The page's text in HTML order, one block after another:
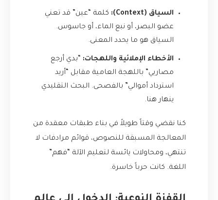
السياق (Context):
كلمة “عين” قد تعني
عضو البصر، أو نبع الماء، أو جاسوس.
السياق هو ما يحدد المعنى.
الأخطاء الإملائية واللهجات: “بدي أرجع
مصاريي” باللهجة العامية مقابل “أريد
استرداد أموالي” بالفصحى. البحث التقليدي
ينهار هنا.
كنا نقضي وقتاً طويلاً في بناء طبقات معقدة من
المعالجة المسبقة للنصوص، قوائم مرادفات لا
تنتهي، ومحاولات يائسة لتعليم الآلة “فهم”
اللغة. كانت حرباً خاسرة.